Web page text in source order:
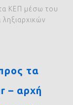
ΚΕΠ μέσω του
τα
– αρχή